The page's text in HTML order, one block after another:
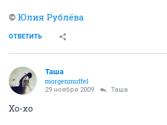
© Юлия Рублёва
ОТВЕТИТЬ
Таша
morgenmuffel
29 ноября 2009 Таша
Хо-хо